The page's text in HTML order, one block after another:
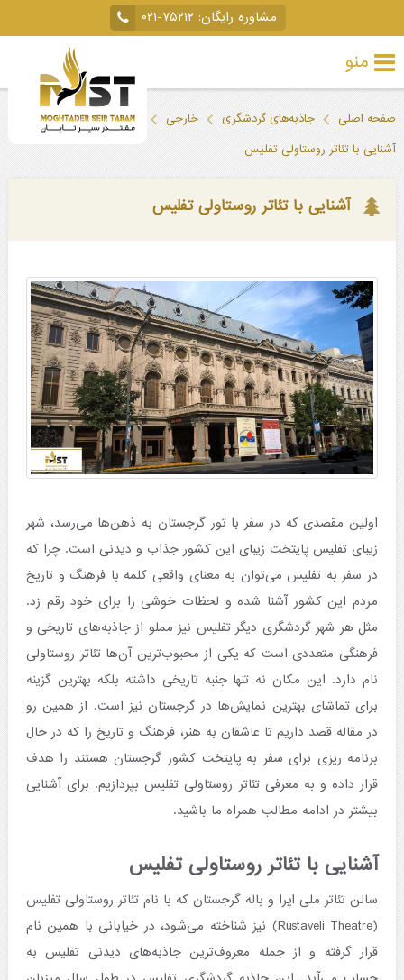
مشاوره رایگان: ۰۲۱-۷۵۲۱۲
منو
داخلی
آخری
جاذبه‌های
گردشگری
صفحه اصلی جاذبه‌های گردشگری خارجی گرجستان
تفلیس
آشنایی با تئاتر روستاولی تفلیس
آشنایی با تئاتر روستاولی تفلیس
اولین مقصدی که در سفر با تور گرجستان به ذهن‌ها می‌رسد، شهر
زیبای تفلیس پایتخت زیبای این کشور جذاب و دیدنی است. چرا که
در سفر به تفلیس می‌توان به معنای واقعی کلمه با فرهنگ و تاریخ
مردم این کشور آشنا شده و لحظات خوشی را برای خود رقم زد.
مثل هر شهر گردشگری دیگر تفلیس نیز مملو از جاذبه‌های تاریخی و
فرهنگی متعددی است که یکی از محبوب‌ترین آن‌ها تئاتر روستاولی
نام دارد. این مکان نه تنها جنبه تاریخی داشته بلکه بهترین گزینه
برای تماشای بهترین نمایش‌ها در گرجستان نیز است. از همین رو
در مقاله قصد داریم تا عاشقان به هنر، فرهنگ و تاریخ را که در حال
برنامه ریزی برای سفر به پایتخت کشور گرجستان هستند را هدف
قرار داده و به معرفی تئاتر روستاولی تفلیس بپردازیم. برای آشنایی
بیشتر در ادامه مطالب همراه ما باشید.
آشنایی با تئاتر روستاولی تفلیس
سالن تئاتر ملی اپرا و باله گرجستان که با نام تئاتر روستاولی تفلیس
(Rustaveli Theatre) نیز شناخته می‌شود، در خیابانی با همین نام
قرار گرفته و از جمله معروف‌ترین جاذبه‌های دیدنی تفلیس به